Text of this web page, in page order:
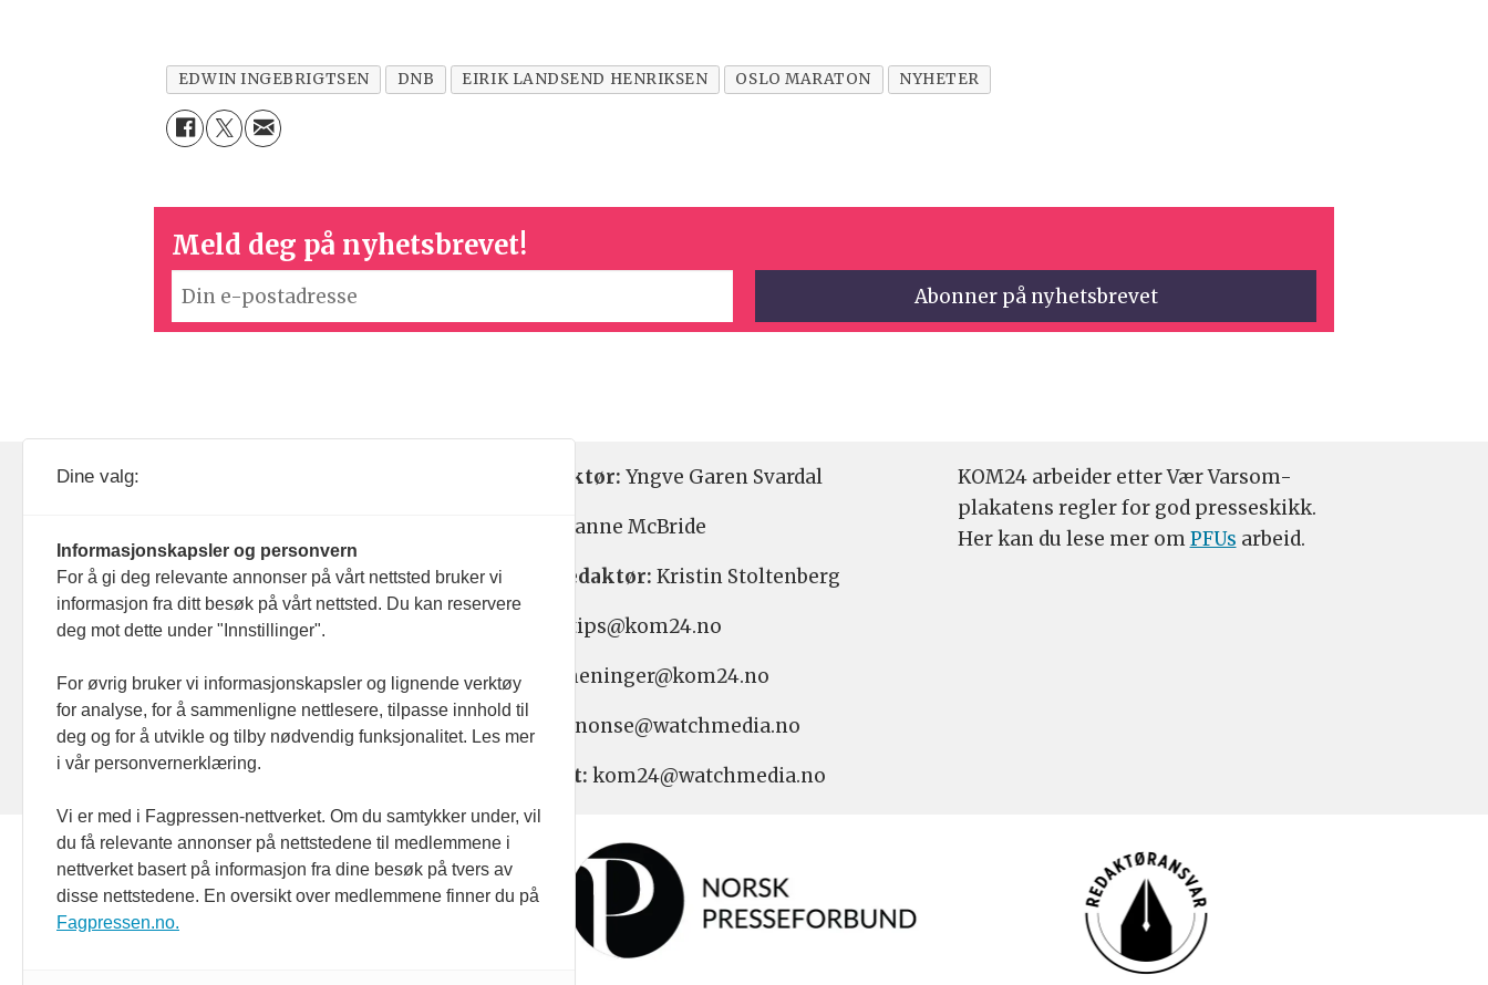
EDWIN INGEBRIGTSEN DNB EIRIK LANDSEND HENRIKSEN OSLO MARATON NYHETER
Meld deg på nyhetsbrevet!
093 182
Nyhetsredaktør: Yngve Garen Svardal
Hanne McBride
Ansvarlig redaktør: Kristin Stoltenberg
Nyhetstips: tips@kom24.no
Meninger: meninger@kom24.no
Annonse: annonse@watchmedia.no
Abonnement: kom24@watchmedia.no
KOM24 arbeider etter Vær Varsom-
plakatens regler for god presseskikk.
Her kan du lese mer omPFUs arbeid.
Dine valg:
Informasjonskapsler og personvern
For å gi deg relevante annonser på vårt nettsted bruker vi
informasjon fra ditt besøk på vårt nettsted. Du kan reservere
deg mot dette under "Innstillinger".
For øvrig bruker vi informasjonskapsler og lignende verktøy
for analyse, for å sammenligne nettlesere, tilpasse innhold til
deg og for å utvikle og tilby nødvendig funksjonalitet. Les mer
i vår personvernerklæring.
Vi er med i Fagpressen-nettverket. Om du samtykker under, vil
du få relevante annonser på nettstedene til medlemmene i
nettverket basert på informasjon fra dine besøk på tvers av
disse nettstedene. En oversikt over medlemmene finner du på
Fagpressen.no.